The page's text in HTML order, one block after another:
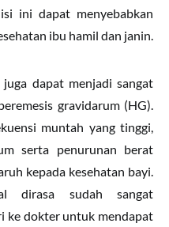
ini dapat menyebabkan
ibu hamil dan janin.
dapat menjadi sangat
gravidarum (HG).
muntah yang tinggi,
serta penurunan berat
kepada kesehatan bayi.
dirasa sudah sangat
ke dokter untuk mendapat